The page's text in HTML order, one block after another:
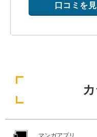
口コミを
マンガアプリ